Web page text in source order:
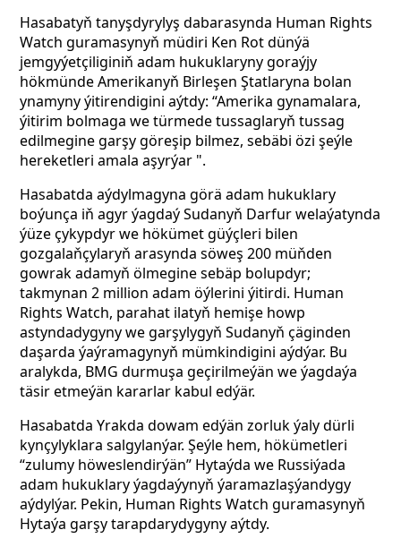
Hasabatyň tanyşdyrylyş dabarasynda Human Rights
Watch guramasynyň müdiri Ken Rot dünýä
jemgyýetçiliginiň adam hukuklaryny goraýjy
hökmünde Amerikanyň Birleşen Ştatlaryna bolan
ynamyny ýitirendigini aýtdy: “Amerika gynamalara,
ýitirim bolmaga we türmede tussaglaryň tussag
edilmegine garşy göreşip bilmez, sebäbi özi şeýle
hereketleri amala aşyrýar ".
Hasabatda aýdylmagyna görä adam hukuklary
boýunça iň agyr ýagdaý Sudanyň Darfur welaýatynda
ýüze çykypdyr we hökümet güýçleri bilen
gozgalaňçylaryň arasynda söweş 200 müňden
gowrak adamyň ölmegine sebäp bolupdyr;
takmynan 2 million adam öýlerini ýitirdi. Human
Rights Watch, parahat ilatyň hemişe howp
astyndadygyny we garşylygyň Sudanyň çäginden
daşarda ýaýramagynyň mümkindigini aýdýar. Bu
aralykda, BMG durmuşa geçirilmeýän we ýagdaýa
täsir etmeýän kararlar kabul edýär.
Hasabatda Yrakda dowam edýän zorluk ýaly dürli
kynçylyklara salgylanýar. Şeýle hem, hökümetleri
“zulumy höweslendirýän” Hytaýda we Russiýada
adam hukuklary ýagdaýynyň ýaramazlaşýandygy
aýdylýar. Pekin, Human Rights Watch guramasynyň
Hytaýa garşy tarapdarydygyny aýtdy.